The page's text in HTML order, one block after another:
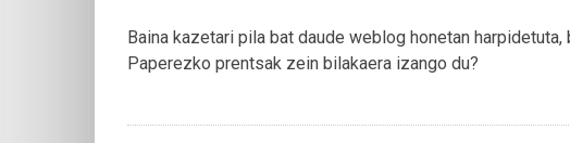
Baina kazetari pila bat daude weblog honetan
Paperezko prentsak zein bilakaera izango du?